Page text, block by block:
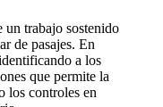
un trabajo sostenido
de pasajes. En
a los
que permite la
los controles en